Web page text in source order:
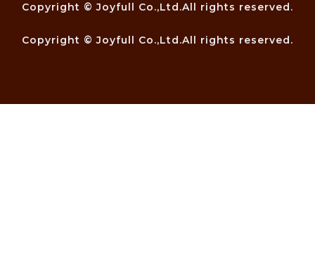
Copyright © Joyfull Co.,Ltd.All rights reserved.
Copyright © Joyfull Co.,Ltd.All rights reserved.